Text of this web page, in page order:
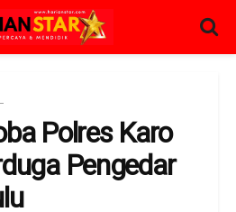
Polres Karo
Pengedar